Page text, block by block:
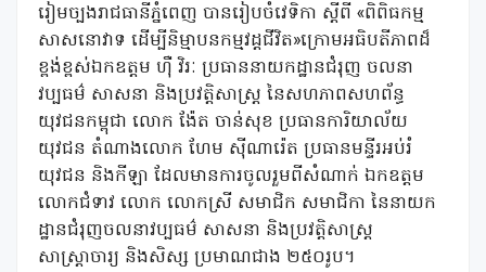
រៀមច្បងរាជធានីភ្នំពេញ បានរៀបចំវេទិកា ស្ដីពី «ពិពិធកម្ម
សាសនោវាទ ដើម្បីនិម្មាបនកម្មវដ្ដជីវិត»ក្រោមអធិបតីភាពដ៏
ខ្ពង់ខ្ពស់ឯកឧត្ដម ហ៊ឺ វិរៈ ប្រធាននាយកដ្ឋានជំរុញ ចលនា
វប្បធម៌ សាសនា និងប្រវត្ដិសាស្ដ្រ នៃសហភាពសហព័ន្ធ
យុវជនកម្ពុជា លោក ង៉ែត ចាន់សុខ ប្រធានការិយាល័យ
យុវជន តំណាងលោក ហែម ស៉ីណារ៉េត ប្រធានមន្ទីរអប់រំ
យុវជន និងកីឡា ដែលមានការចូលរួមពីសំណាក់ ឯកឧត្ដម
លោកជំទាវ លោក លោកស្រី សមាជិក សមាជិកា នៃនាយក
ដ្ឋានជំរុញចលនាវប្បធម៌ សាសនា និងប្រវត្ដិសាស្ដ្រ
សាស្ដ្រាចារ្យ និងសិស្ស ប្រមាណជាង ២៥០រូប។